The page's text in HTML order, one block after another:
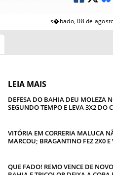
s�bado, 08 de
LEIA MAIS
DEFESA DO BAHIA DEU MOLEZA
SEGUNDO TEMPO E LEVA 3X2 DO
VITÓRIA EM CORRERIA MALUCA
MARCOU; BRAGANTINO FEZ 2X0 E
QUE FADO! REMO VENCE DE